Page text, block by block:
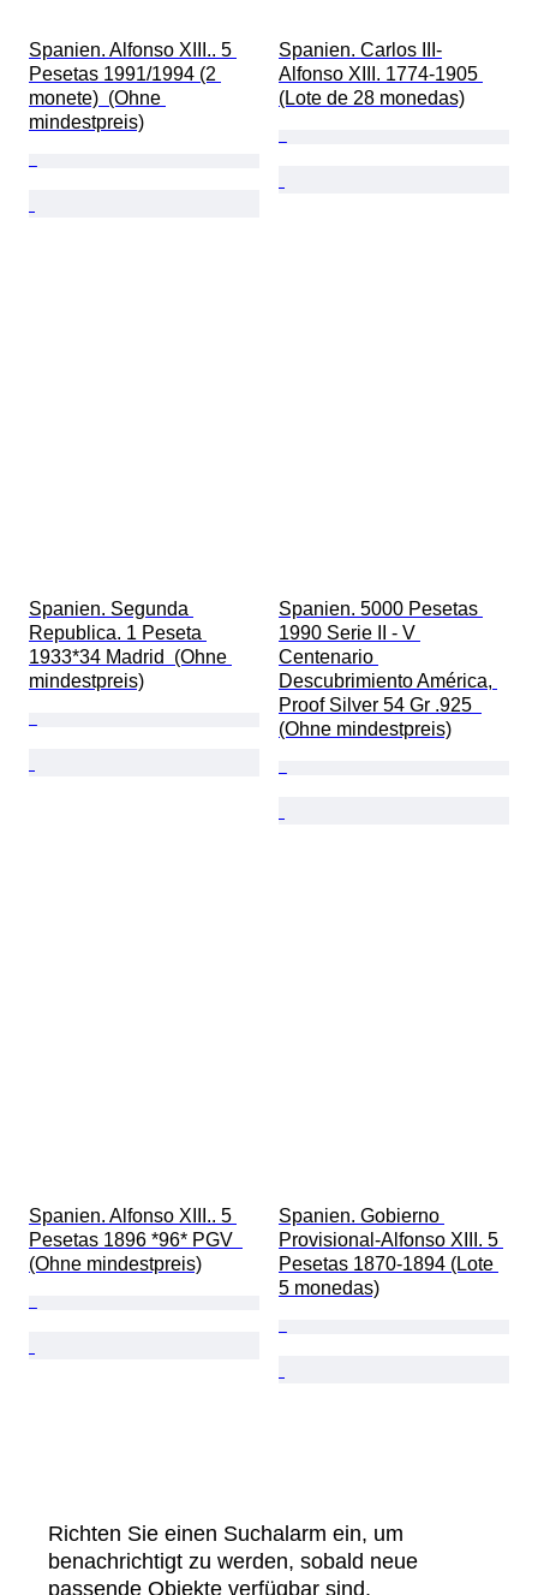
Spanien. Alfonso XIII.. 5
Pesetas 1991/1994 (2
monete)  (Ohne
mindestpreis)
Spanien. Carlos III-
Alfonso XIII. 1774-1905
(Lote de 28 monedas)
Spanien. Segunda
Republica. 1 Peseta
1933*34 Madrid  (Ohne
mindestpreis)
Spanien. 5000 Pesetas
1990 Serie II - V
Centenario
Descubrimiento América,
Proof Silver 54 Gr .925
(Ohne mindestpreis)
Spanien. Alfonso XIII.. 5
Pesetas 1896 *96* PGV
(Ohne mindestpreis)
Spanien. Gobierno
Provisional-Alfonso XIII. 5
Pesetas 1870-1894 (Lote
5 monedas)
Richten Sie einen Suchalarm ein, um
benachrichtigt zu werden, sobald neue
passende Objekte verfügbar sind.